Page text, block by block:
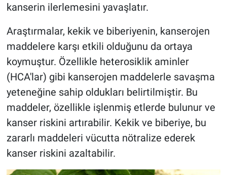
kanserin ilerlemesini yavaşlatır.
Araştırmalar, kekik ve biberiyenin, kanserojen
maddelere karşı etkili olduğunu da ortaya
koymuştur. Özellikle heterosiklik aminler
(HCA'lar) gibi kanserojen maddelerle savaşma
yeteneğine sahip oldukları belirtilmiştir. Bu
maddeler, özellikle işlenmiş etlerde bulunur ve
kanser riskini artırabilir. Kekik ve biberiye, bu
zararlı maddeleri vücutta nötralize ederek
kanser riskini azaltabilir.